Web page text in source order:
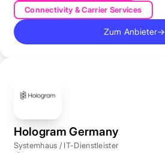
Connectivity & Carrier Services
Zum Anbieter→
Hologram Germany
Systemhaus / IT-Dienstleister